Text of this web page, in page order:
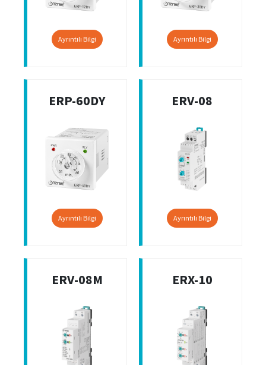
Ayrıntılı Bilgi Ayrıntılı Bilgi
ERP-60DY
Ayrıntılı Bilgi
ERV-08
Ayrıntılı Bilgi
ERV-08M ERX-10